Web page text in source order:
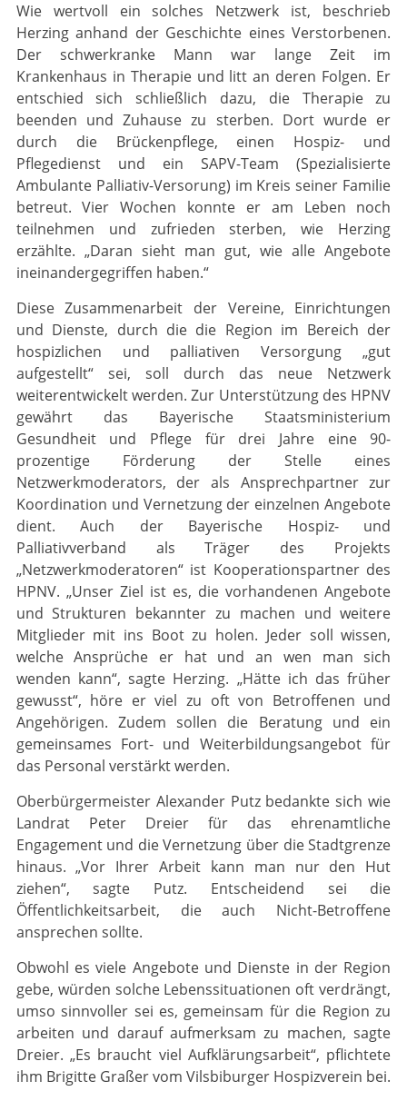
Wie wertvoll ein solches Netzwerk ist, beschrieb
Herzing anhand der Geschichte eines Verstorbenen.
Der schwerkranke Mann war lange Zeit im
Krankenhaus in Therapie und litt an deren Folgen. Er
entschied sich schließlich dazu, die Therapie zu
beenden und Zuhause zu sterben. Dort wurde er
durch die Brückenpflege, einen Hospiz- und
Pflegedienst und ein SAPV-Team (Spezialisierte
Ambulante Palliativ-Versorung) im Kreis seiner Familie
betreut. Vier Wochen konnte er am Leben noch
teilnehmen und zufrieden sterben, wie Herzing
erzählte. „Daran sieht man gut, wie alle Angebote
ineinandergegriffen haben.“
Diese Zusammenarbeit der Vereine, Einrichtungen
und Dienste, durch die die Region im Bereich der
hospizlichen und palliativen Versorgung „gut
aufgestellt“ sei, soll durch das neue Netzwerk
weiterentwickelt werden. Zur Unterstützung des HPNV
gewährt das Bayerische Staatsministerium
Gesundheit und Pflege für drei Jahre eine 90-
prozentige Förderung der Stelle eines
Netzwerkmoderators, der als Ansprechpartner zur
Koordination und Vernetzung der einzelnen Angebote
dient. Auch der Bayerische Hospiz- und
Palliativverband als Träger des Projekts
„Netzwerkmoderatoren“ ist Kooperationspartner des
HPNV. „Unser Ziel ist es, die vorhandenen Angebote
und Strukturen bekannter zu machen und weitere
Mitglieder mit ins Boot zu holen. Jeder soll wissen,
welche Ansprüche er hat und an wen man sich
wenden kann“, sagte Herzing. „Hätte ich das früher
gewusst“, höre er viel zu oft von Betroffenen und
Angehörigen. Zudem sollen die Beratung und ein
gemeinsames Fort- und Weiterbildungsangebot für
das Personal verstärkt werden.
Oberbürgermeister Alexander Putz bedankte sich wie
Landrat Peter Dreier für das ehrenamtliche
Engagement und die Vernetzung über die Stadtgrenze
hinaus. „Vor Ihrer Arbeit kann man nur den Hut
ziehen“, sagte Putz. Entscheidend sei die
Öffentlichkeitsarbeit, die auch Nicht-Betroffene
ansprechen sollte.
Obwohl es viele Angebote und Dienste in der Region
gebe, würden solche Lebenssituationen oft verdrängt,
umso sinnvoller sei es, gemeinsam für die Region zu
arbeiten und darauf aufmerksam zu machen, sagte
Dreier. „Es braucht viel Aufklärungsarbeit“, pflichtete
ihm Brigitte Graßer vom Vilsbiburger Hospizverein bei.